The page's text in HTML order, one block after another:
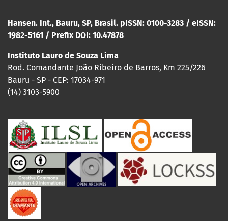
Hansen. Int., Bauru, SP, Brasil. pISSN: 0100-3283 / eISSN:
1982-5161 / Prefix DOI: 10.47878
Instituto Lauro de Souza Lima
Rod. Comandante João Ribeiro de Barros, Km 225/226
Bauru - SP - CEP: 17034-971
(14) 3103-5900